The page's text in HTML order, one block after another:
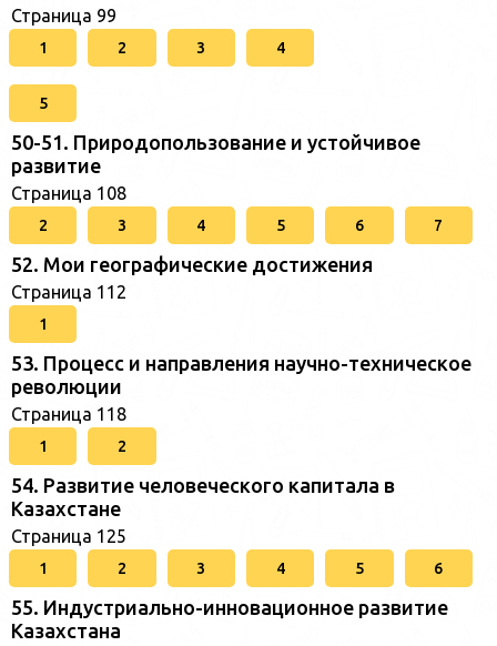
Страница 99
1 2 3 4
5
50-51. Природопользование и устойчивое
развитие
Страница 108
2 3 4 5 6 7
52. Мои географические достижения
Страница 112
1
53. Процесс и направления научно-техническое
революции
Страница 118
1 2
54. Развитие человеческого капитала в
Казахстане
Страница 125
1 2 3 4 5 6
55. Индустриально-инновационное развитие
Казахстана